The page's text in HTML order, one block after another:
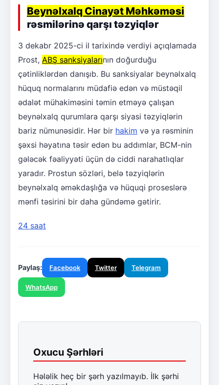
Beynəlxalq Cinayət Məhkəməsi
rəsmilərinə qarşı təzyiqlər
3 dekabr 2025-ci il tarixində verdiyi açıqlamada
Prost, ABŞ sanksiyalarının doğurduğu
çətinliklərdən danışıb. Bu sanksiyalar beynəlxalq
hüquq normalarını müdafiə edən və müstəqil
ədalət mühakiməsini təmin etməyə çalışan
beynəlxalq qurumlara qarşı siyasi təzyiqlərin
bariz nümunəsidir. Hər bir hakim və ya rəsminin
şəxsi həyatına təsir edən bu addımlar, BCM-nin
gələcək fəaliyyəti üçün də ciddi narahatlıqlar
yaradır. Prostun sözləri, belə təzyiqlərin
beynəlxalq əməkdaşlığa və hüquqi proseslərə
mənfi təsirini bir daha gündəmə gətirir.
24 saat
Paylaş: Facebook Twitter Telegram
WhatsApp
Oxucu Şərhləri
Hələlik heç bir şərh yazılmayıb. İlk şərhi